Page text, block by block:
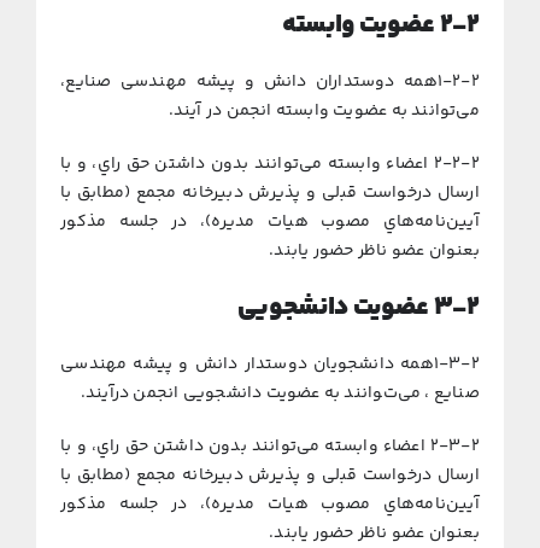
۲-۲ﻋﻀﻮﻳﺖ واﺑﺴﺘﻪ
۱-۲-۲ﻫﻤﻪ دوﺳﺘﺪاران داﻧﺶ و ﭘﻴﺸﻪ مهندسی صنایع،
میﺗﻮاﻧﻨﺪ ﺑﻪ ﻋﻀﻮﻳﺖ واﺑﺴﺘﻪ اﻧﺠﻤﻦ در آﻳﻨﺪ.
۲-۲-۲ اﻋﻀﺎء واﺑﺴﺘﻪ میﺗﻮاﻧﻨﺪ ﺑﺪون داﺷﺘﻦ ﺣﻖ راي، و ﺑﺎ
ارﺳﺎل درﺧﻮاﺳﺖ ﻗﺒلی و ﭘﺬﻳﺮش دﺑﻴﺮﺧﺎﻧﻪ ﻣﺠﻤﻊ (ﻣﻄﺎﺑﻖ ﺑﺎ
آﻳﻴﻦ‌ﻧﺎﻣﻪ‌ﻫﺎي ﻣﺼﻮب ﻫﻴﺎت ﻣﺪﻳﺮه)، در ﺟﻠﺴﻪ ﻣﺬﻛﻮر
ﺑﻌﻨﻮان ﻋﻀﻮ ﻧﺎﻇﺮ ﺣﻀﻮر ﻳﺎﺑﻨﺪ.
۳-۲ﻋﻀﻮﻳﺖ داﻧﺸﺠﻮیی
۱-۳-۲ﻫﻤﻪ داﻧﺸﺠﻮﻳﺎن دوﺳﺘﺪار داﻧﺶ و ﭘﻴﺸﻪ مهندسی
صنایع ، می‌تﻮاﻧﻨﺪ ﺑﻪ ﻋﻀﻮﻳﺖ داﻧﺸﺠﻮیی اﻧﺠﻤﻦ درآﻳﻨﺪ.
۲-۳-۲ اﻋﻀﺎء واﺑﺴﺘﻪ میﺗﻮاﻧﻨﺪ ﺑﺪون داﺷﺘﻦ ﺣﻖ راي، و ﺑﺎ
ارﺳﺎل درﺧﻮاﺳﺖ ﻗﺒلی و ﭘﺬﻳﺮش دﺑﻴﺮﺧﺎﻧﻪ ﻣﺠﻤﻊ (ﻣﻄﺎﺑﻖ ﺑﺎ
آﻳﻴﻦ‌ﻧﺎﻣﻪ‌ﻫﺎي ﻣﺼﻮب ﻫﻴﺎت ﻣﺪﻳﺮه)، در ﺟﻠﺴﻪ ﻣﺬﻛﻮر
ﺑﻌﻨﻮان ﻋﻀﻮ ﻧﺎﻇﺮ ﺣﻀﻮر ﻳﺎﺑﻨﺪ.